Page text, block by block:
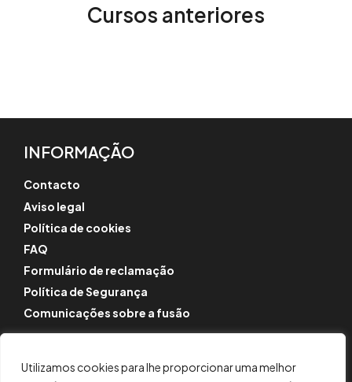
Utilizamos cookies para lhe proporcionar uma melhor
Cursos anteriores
INFORMAÇÃO
Contacto
Aviso legal
Política de cookies
FAQ
Formulário de reclamação
Política de Segurança
Comunicações sobre a fusão
Instagram